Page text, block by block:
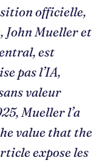
officielle,
John Mueller et
est
pas l’IA,
valeur
Mueller l’a
value that the
expose les